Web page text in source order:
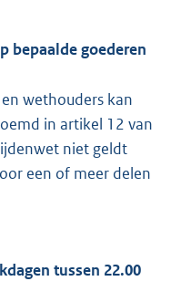
bepaalde goederen
wethouders kan
in artikel 12 van
niet geldt
een of meer delen
tussen 22.00